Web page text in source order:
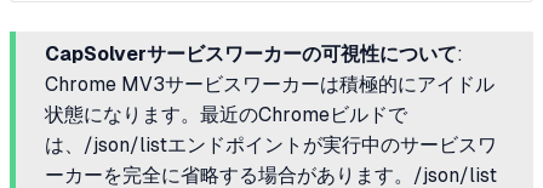
CapSolverサービスワーカーの可視性について:
Chrome MV3サービスワーカーは積極的にアイドル
状態になります。最近のChromeビルドで
は、/json/listエンドポイントが実行中のサービスワ
ーカーを完全に省略する場合があります。/json/list